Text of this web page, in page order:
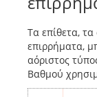
Τα επίθετα,
επιρρήματα,
αόριστος
Βαθμού